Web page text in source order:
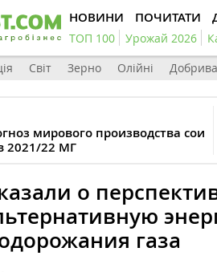
НОВИНИ ПОЧИТАТИ
ТОП 100 Урожай 2026
Світ Зерно Олійні Добрива
мирового производства сои
2021/22 МГ
о
газа